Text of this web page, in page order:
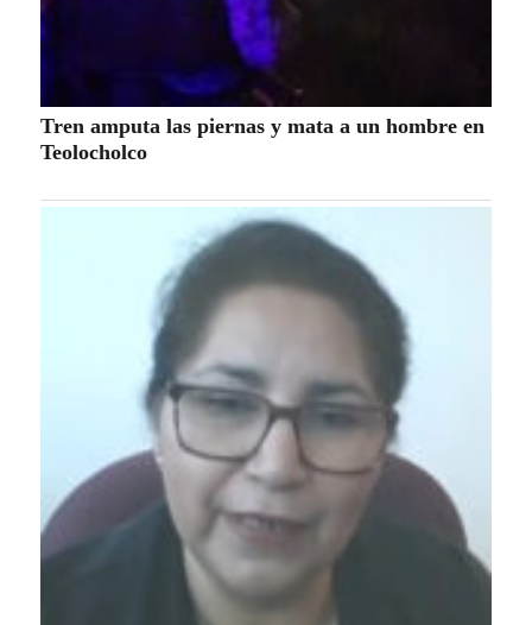
Tren amputa las piernas y mata a un hombre en
Teolocholco